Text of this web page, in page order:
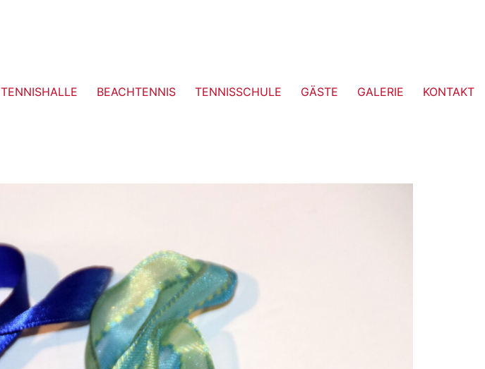
TENNISHALLE BEACHTENNIS TENNISSCHULE GÄSTE GALERIE KONTAKT